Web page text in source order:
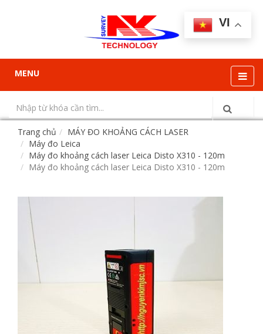
MENU
VI
Trang chủ
MÁY ĐO KHOẢNG CÁCH LASER
Máy đo Leica
Máy đo khoảng cách laser Leica Disto X310 - 120m
Máy đo khoảng cách laser Leica Disto X310 - 120m